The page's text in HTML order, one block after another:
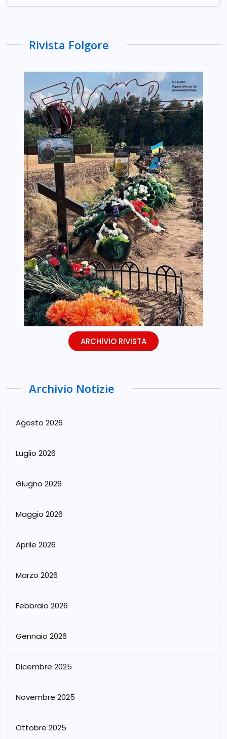
Rivista Folgore
ARCHIVIO RIVISTA
Archivio Notizie
Agosto 2026
Luglio 2026
Giugno 2026
Maggio 2026
Aprile 2026
Marzo 2026
Febbraio 2026
Gennaio 2026
Dicembre 2025
Novembre 2025
Ottobre 2025